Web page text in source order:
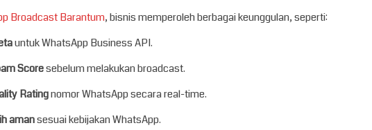
Broadcast Barantum, bisnis memperoleh berbagai keunggulan, seperti:
untuk WhatsApp Business API.
Scoresebelum melakukan broadcast.
Ratingnomor WhatsApp secara real-time.
amansesuai kebijakan WhatsApp.